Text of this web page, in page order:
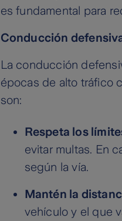
es fundamental para
Conducción
La conducción
épocas de alto tráfico
son:
Respeta los
evitar multas. En
según la vía.
Mantén la
vehículo y el que